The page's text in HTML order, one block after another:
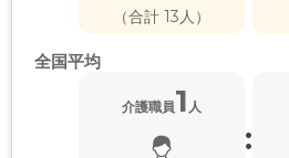
（合計 13人）
全国平均
介護職員1 人
: